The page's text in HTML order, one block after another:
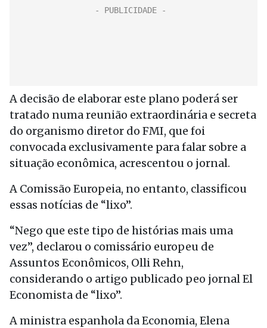
A decisão de elaborar este plano poderá ser
tratado numa reunião extraordinária e secreta
do organismo diretor do FMI, que foi
convocada exclusivamente para falar sobre a
situação econômica, acrescentou o jornal.
A Comissão Europeia, no entanto, classificou
essas notícias de “lixo”.
“Nego que este tipo de histórias mais uma
vez”, declarou o comissário europeu de
Assuntos Econômicos, Olli Rehn,
considerando o artigo publicado peo jornal El
Economista de “lixo”.
A ministra espanhola da Economia, Elena